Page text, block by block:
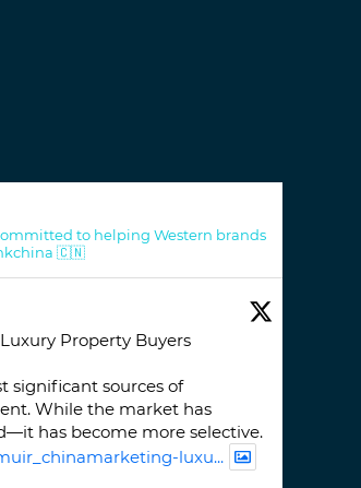
to helping Western brands
🇨🇳
Property Buyers
significant sources of
While the market has
has become more selective.
luxu...